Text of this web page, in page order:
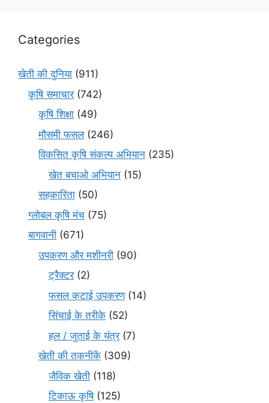
Categories
खेती की दुनिया (911)
कृषि समाचार(742)
कृषि शिक्षा (49)
मौसमी फसल(246)
विकसित कृषि संकल्प अभियान (235)
खेत बचाओ अभियान (15)
सहकारिता (50)
ग्लोबल कृषि मंच (75)
बागवानी (671)
उपकरण और मशीनरी (90)
ट्रैक्टर(2)
फसल कटाई उपकरण(14)
सिंचाई के तरीके (52)
हल / जुताई के यंत्र(7)
खेती की तकनीकें (309)
जैविक खेती (118)
टिकाऊ कृषि(125)